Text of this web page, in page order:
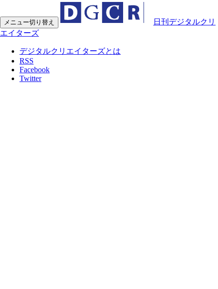
メニュー切り替え
日刊デジタルクリ
エイターズ
デジタルクリエイターズとは
RSS
Facebook
Twitter